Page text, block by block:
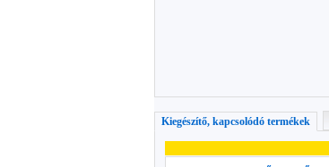
Kiegészítő, kapcsolódó termékek